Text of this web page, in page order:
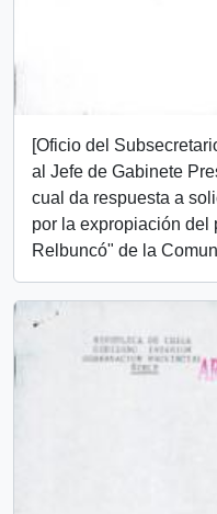
[Oficio del
al Jefe de Gabinete
cual da respuesta a
por la expropiación del
Relbuncó" de la